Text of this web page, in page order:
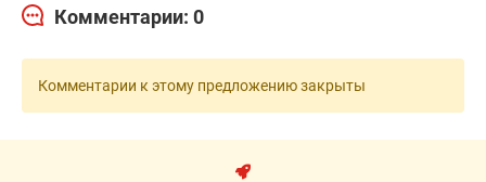
Комментарии: 0
Комментарии к этому предложению закрыты